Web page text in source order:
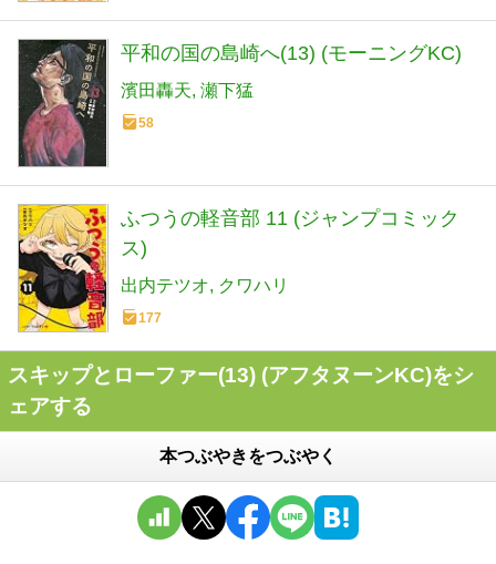
平和の国の島崎へ(13) (モーニングKC)
濱田轟天 瀬下猛
58
ふつうの軽音部 11 (ジャンプコミック
ス)
出内テツオ クワハリ
177
スキップとローファー(13) (アフタヌーンKC)をシ
ェアする
本つぶやきをつぶやく